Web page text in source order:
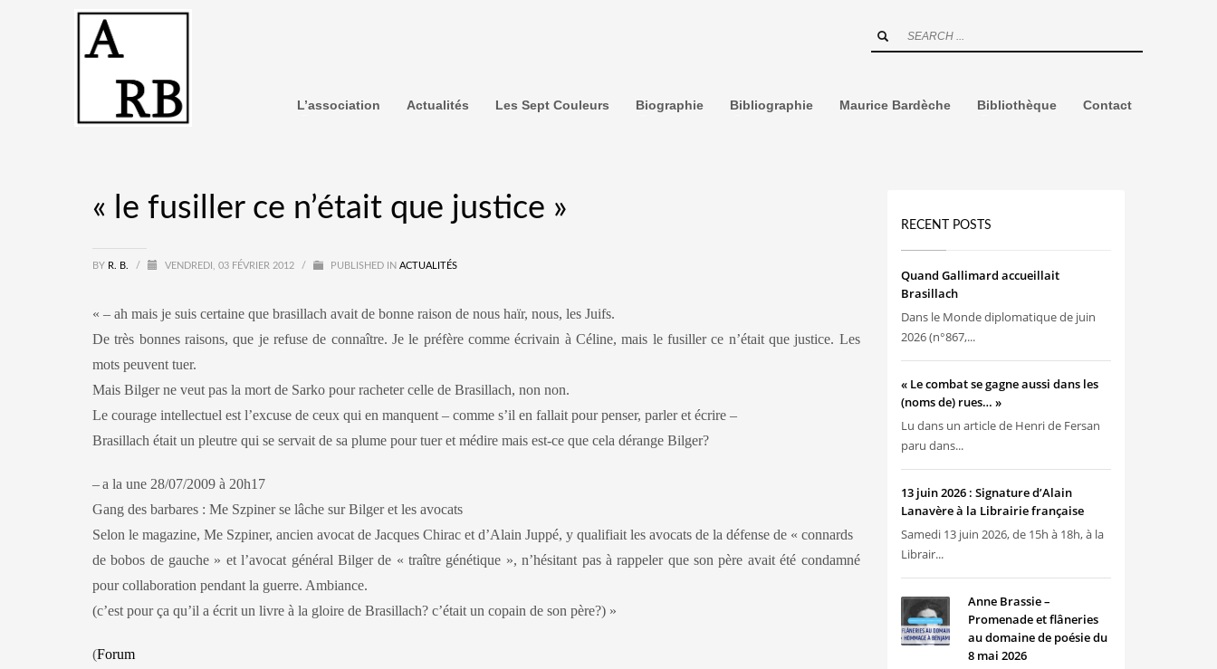
L’association Actualités Les Sept Couleurs Biographie Bibliographie Maurice Bardèche Bibliothèque Contact
« le fusiller ce n’était que justice »
BY R. B. / VENDREDI, 03 FÉVRIER 2012 / PUBLISHED IN ACTUALITÉS
« – ah mais je suis certaine que brasillach avait de bonne raison de nous haïr, nous, les Juifs.
De très bonnes raisons, que je refuse de connaître. Je le préfère comme écrivain à Céline, mais le fusiller ce n’était que justice. Les
mots peuvent tuer.
Mais Bilger ne veut pas la mort de Sarko pour racheter celle de Brasillach, non non.
Le courage intellectuel est l’excuse de ceux qui en manquent – comme s’il en fallait pour penser, parler et écrire –
Brasillach était un pleutre qui se servait de sa plume pour tuer et médire mais est-ce que cela dérange Bilger?
–a la une 28/07/2009 à 20h17
Gang des barbares : Me Szpiner se lâche sur Bilger et les avocats
Selon le magazine, Me Szpiner, ancien avocat de Jacques Chirac et d’Alain Juppé, y qualifiait les avocats de la défense de « connards
de bobos de gauche » et l’avocat général Bilger de « traître génétique », n’hésitant pas à rappeler que son père avait été condamné
pour collaboration pendant la guerre. Ambiance.
(c’est pour ça qu’il a écrit un livre à la gloire de Brasillach? c’était un copain de son père?) »
(Forum
RECENT POSTS
Quand Gallimard accueillait
Brasillach
Dans le Monde diplomatique de juin
2026 (n°867,...
« Le combat se gagne aussi dans les
(noms de) rues… »
Lu dans un article de Henri de Fersan
paru dans...
13 juin 2026 : Signature d’Alain
Lanavère à la Librairie française
Samedi 13 juin 2026, de 15h à 18h, à la
Librair...
Anne Brassie –
Promenade et flâneries
au domaine de poésie du
8 mai 2026